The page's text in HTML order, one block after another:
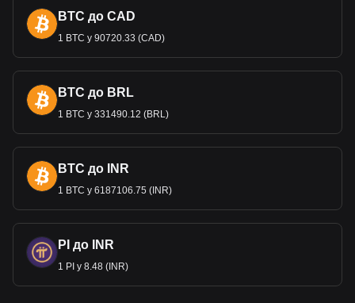
BTC до CAD
1 BTC у 90720.33 (CAD)
BTC до BRL
1 BTC у 331490.12 (BRL)
BTC до INR
1 BTC у 6187106.75 (INR)
PI до INR
1 PI у 8.48 (INR)